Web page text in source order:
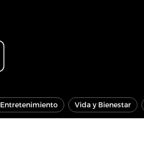
Entretenimiento Vida y Bienestar